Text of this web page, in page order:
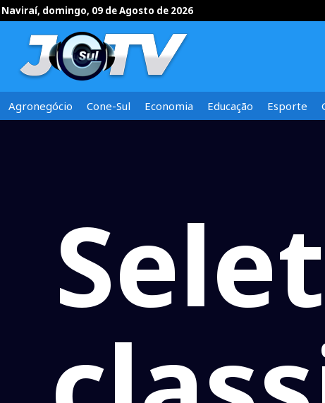
Naviraí, domingo, 09 de Agosto de 2026
Agronegócio Cone-Sul Economia Educação Esporte